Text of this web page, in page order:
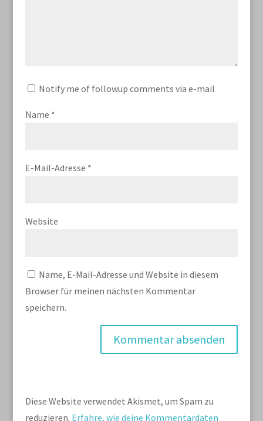
Notify me of followup comments via e-mail
Name *
E-Mail-Adresse *
Website
Name, E-Mail-Adresse und Website in diesem
Browser für meinen nächsten Kommentar
speichern.
Diese Website verwendet Akismet, um Spam zu
reduzieren. Erfahre, wie deine Kommentardaten